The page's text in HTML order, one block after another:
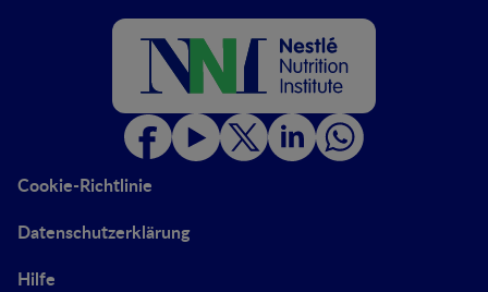
Cookie-Richtlinie
Datenschutzerklärung
Hilfe